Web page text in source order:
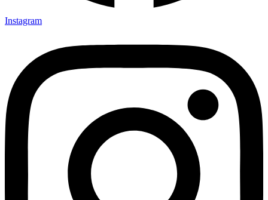
Instagram